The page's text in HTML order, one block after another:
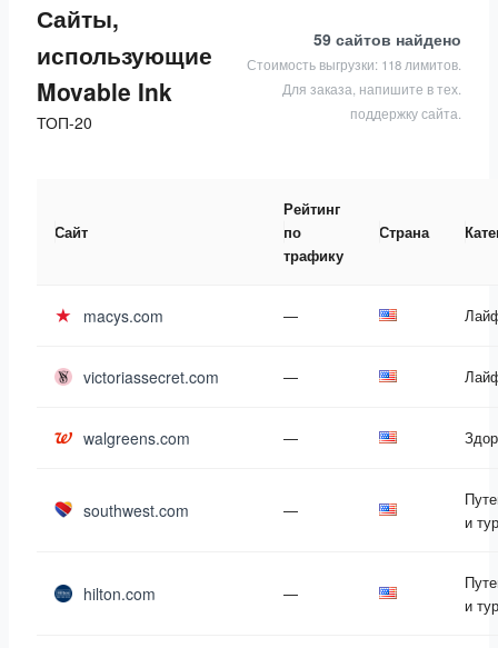
Сайты,
использующие
Movable Ink
ТОП-20
59 сайтов найдено
Стоимость выгрузки: 118 лимитов.
Для заказа, напишите в тех.
поддержку сайта.
Сайт
Рейтинг
по
трафику
Страна
macys.com —
victoriassecret.com —
walgreens.com —
southwest.com —
и
hilton.com —
и